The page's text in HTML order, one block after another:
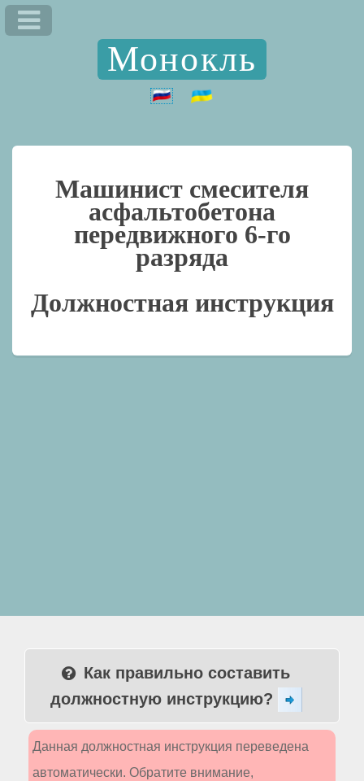
Монокль
Машинист смесителя
асфальтобетона
передвижного 6-го
разряда
Должностная инструкция
Как правильно составить
должностную инструкцию?
Данная должностная инструкция переведена
автоматически. Обратите внимание,